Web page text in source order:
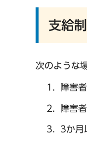
支給
次のような
障害
障害
3か月